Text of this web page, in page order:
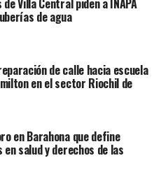
de agua
de calle hacia escuela
en el sector Riochil de
en Barahona que define
salud y derechos de las